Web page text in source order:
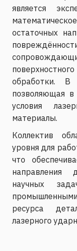
является
остаточных
обработки. В
позволяющая
условия
материалы.
Коллектив
уровня для
что
направления
научных
ресурса
лазерного